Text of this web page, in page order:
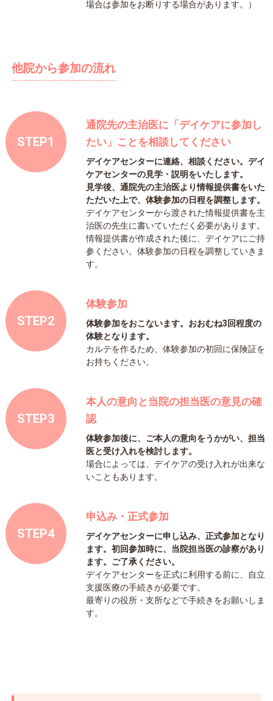
場合は参加をお断りする場合があります。）
他院から参加の流れ
STEP1
通院先の主治医に「デイケアに参加し
たい」ことを相談してください
デイケアセンターに連絡、相談ください。デイ
ケアセンターの見学・説明をいたします。
見学後、通院先の主治医より情報提供書をいた
ただいた上で、体験参加の日程を調整します。
デイケアセンターから渡された情報提供書を主
治医の先生に書いていただく必要があります。
情報提供書が作成された後に、デイケアにご持
参ください。体験参加の日程を調整していきま
す。
STEP2
体験参加
体験参加をおこないます。おおむね3回程度の
体験となります。
カルテを作るため、体験参加の初回に保険証を
お持ちください。
STEP3
本人の意向と当院の担当医の意見の確
認
体験参加後に、ご本人の意向をうかがい、担当
医と受け入れを検討します。
場合によっては、デイケアの受け入れが出来な
いこともあります。
STEP4
申込み・正式参加
デイケアセンターに申し込み、正式参加となり
ます。初回参加時に、当院担当医の診察があり
ます。ご了承ください。
デイケアセンターを正式に利用する前に、自立
支援医療の手続きが必要です。
最寄りの役所・支所などで手続きをお願いしま
す。